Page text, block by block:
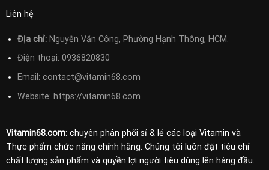
Liên hệ
Địa chỉ:Nguyễn Văn Công, Phường Hạnh Thông, HCM.
Điện thoại: 0936820830
Email: contact@vitamin68.com
Website: https://vitamin68.com
Vitamin68.com: chuyên phân phối sỉ & lẻ các loại Vitamin và
Thực phẩm chức năng chính hãng. Chúng tôi luôn đặt tiêu chí
chất lượng sản phẩm và quyền lợi người tiêu dùng lên hàng đầu.